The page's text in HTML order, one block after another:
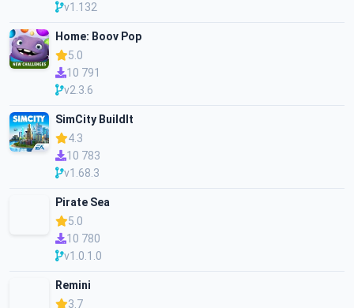
v1.132
Home: Boov Pop
5.0
10 791
v2.3.6
SimCity BuildIt
4.3
10 783
v1.68.3
Pirate Sea
5.0
10 780
v1.0.1.0
Remini
3.7